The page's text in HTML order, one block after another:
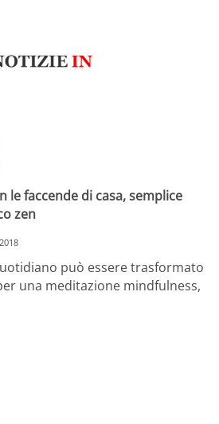
le faccende di casa, semplice
zen
può essere trasformato
una meditazione mindfulness,